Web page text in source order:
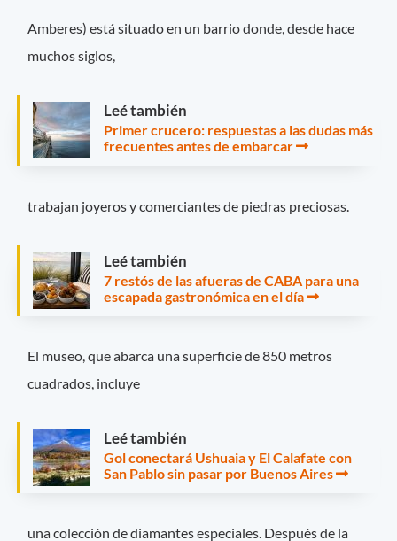
Amberes) está situado en un barrio donde, desde hace
muchos siglos,
Leé también
Primer crucero: respuestas a las dudas más
frecuentes antes de embarcar
trabajan joyeros y comerciantes de piedras preciosas.
Leé también
7 restós de las afueras de CABA para una
escapada gastronómica en el día
El museo, que abarca una superficie de 850 metros
cuadrados, incluye
Leé también
Gol conectará Ushuaia y El Calafate con
San Pablo sin pasar por Buenos Aires
una colección de diamantes especiales. Después de la